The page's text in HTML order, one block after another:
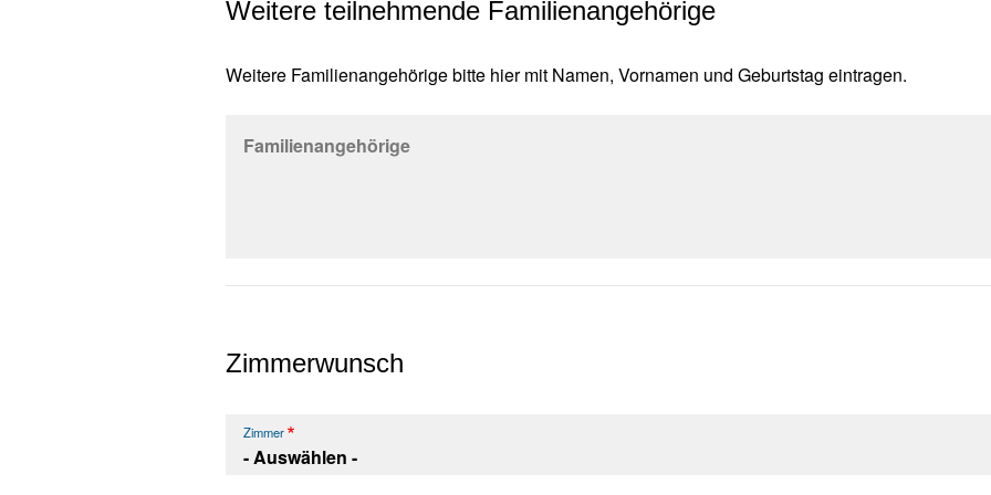
Weitere teilnehmende Familienangehörige
Weitere Familienangehörige bitte hier mit Namen, Vornamen und Geburtstag eintragen.
Familienangehörige
Zimmerwunsch
Zimmer